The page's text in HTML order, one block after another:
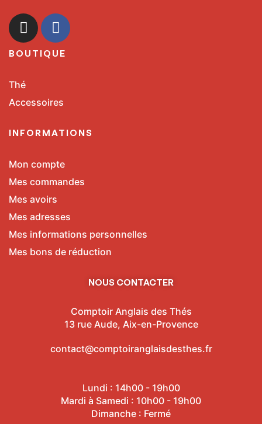
BOUTIQUE
Thé
Accessoires
INFORMATIONS
Mon compte
Mes commandes
Mes avoirs
Mes adresses
Mes informations personnelles
Mes bons de réduction
NOUS CONTACTER
Comptoir Anglais des Thés
13 rue Aude, Aix-en-Provence
contact@comptoiranglaisdesthes.fr
Lundi : 14h00 - 19h00
Mardi à Samedi : 10h00 - 19h00
Dimanche : Fermé